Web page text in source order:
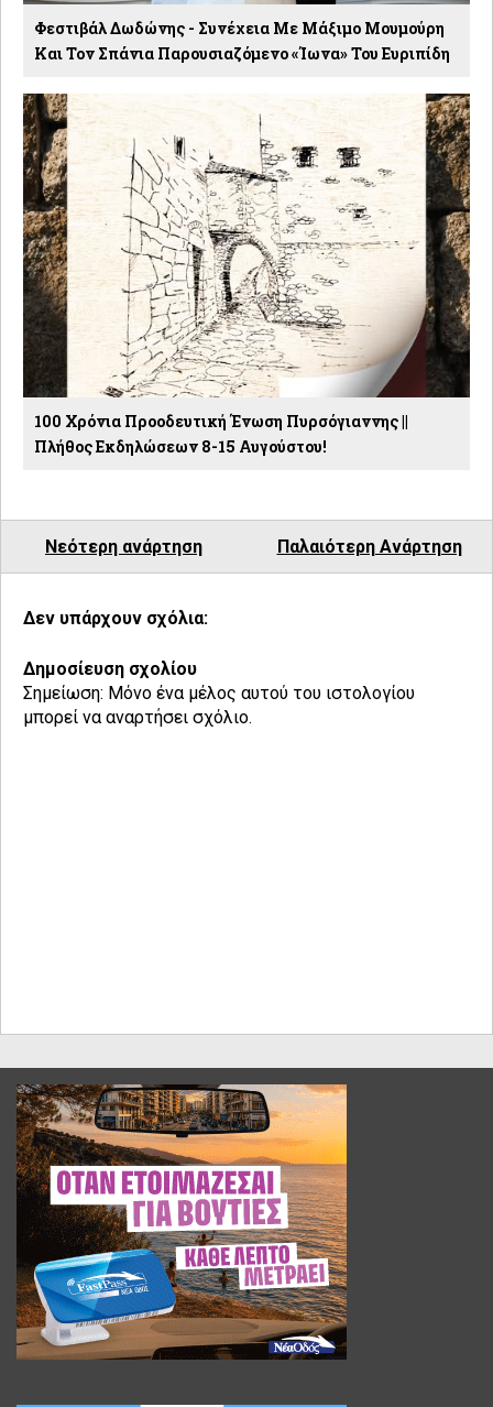
Φεστιβάλ Δωδώνης - Συνέχεια Με Μάξιμο Μουμούρη
Και Τον Σπάνια Παρουσιαζόμενο «Ίωνα» Του Ευριπίδη
100 Χρόνια Προοδευτική Ένωση Πυρσόγιαννης ||
Πλήθος Εκδηλώσεων 8-15 Αυγούστου!
Νεότερη ανάρτηση Παλαιότερη Ανάρτηση
Δεν υπάρχουν σχόλια:
Δημοσίευση σχολίου
Σημείωση: Μόνο ένα μέλος αυτού του ιστολογίου
μπορεί να αναρτήσει σχόλιο.